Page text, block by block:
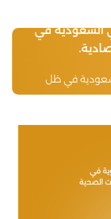
السعودية في
في ظل